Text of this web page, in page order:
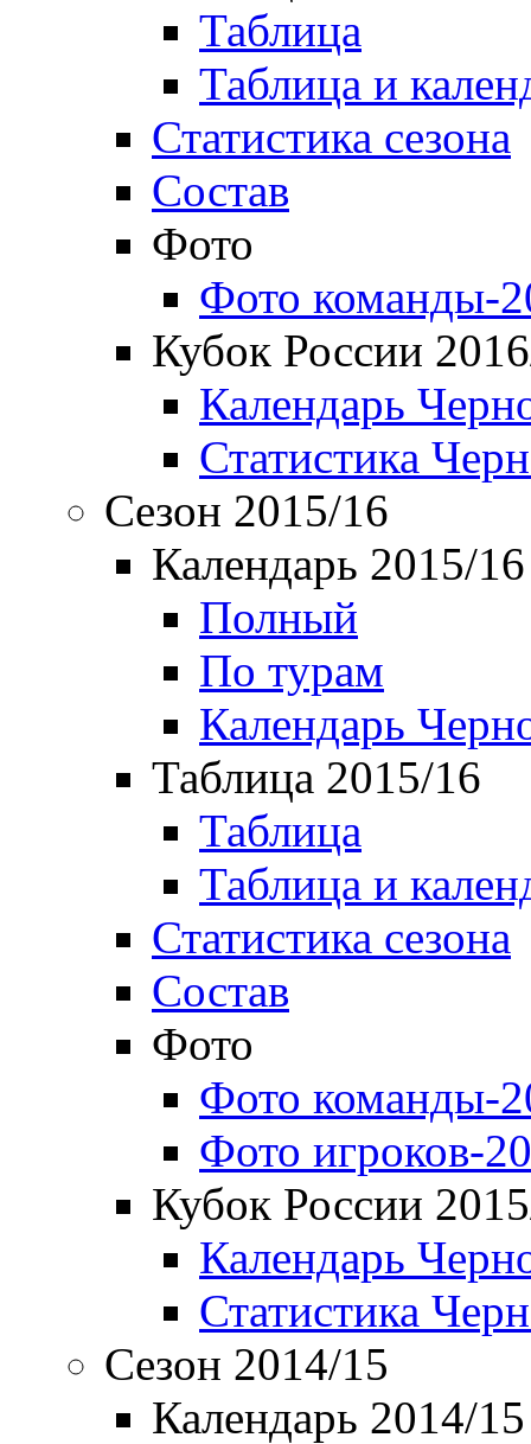
Таблица
Таблица и
Статистика сезона
Состав
Фото
Фото команды-
Кубок России
Календарь
Статистика
Сезон 2015/16
Календарь 2015/16
Полный
По турам
Календарь
Таблица 2015/16
Таблица
Таблица и
Статистика сезона
Состав
Фото
Фото команды-
Фото игроков-
Кубок России
Календарь
Статистика
Сезон 2014/15
Календарь 2014/15